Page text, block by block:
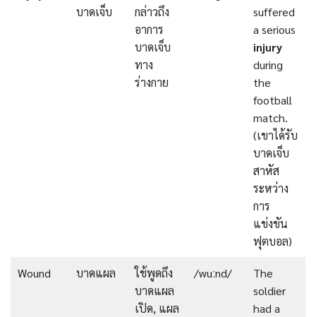
บาดเจ็บ
กล่าวถึง
อาการ
บาดเจ็บ
ทาง
ร่างกาย
suffered
a serious
injury
during
the
football
match.
(เขาได้รับ
บาดเจ็บ
สาหัส
ระหว่าง
การ
แข่งขัน
ฟุตบอล)
Wound บาดแผล
ใช้พูดถึง
บาดแผล
เปิด, แผล
/wuːnd/
The
soldier
had a